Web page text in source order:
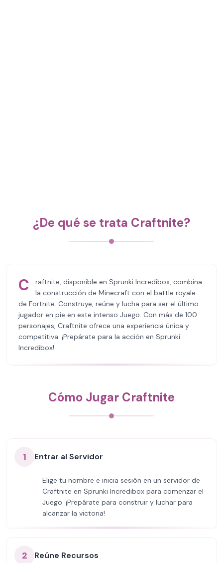
¿De qué se trata Craftnite?
C
raftnite, disponible en Sprunki Incredibox, combina
la construcción de Minecraft con el battle royale
de Fortnite. Construye, reúne y lucha para ser el último
jugador en pie en este intenso Juego. Con más de 100
personajes, Craftnite ofrece una experiencia única y
competitiva. ¡Prepárate para la acción en Sprunki
Incredibox!
Cómo Jugar Craftnite
1 Entrar al Servidor
Elige tu nombre e inicia sesión en un servidor de
Craftnite en Sprunki Incredibox para comenzar el
Juego. ¡Prepárate para construir y luchar para
alcanzar la victoria!
2 Reúne Recursos